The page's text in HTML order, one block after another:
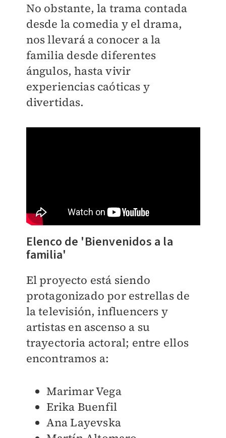
No obstante, la trama contada
desde la comedia y el drama,
nos llevará a conocer a la
familia desde diferentes
ángulos, hasta vivir
experiencias caóticas y
divertidas.
Elenco de 'Bienvenidos a la
familia'
El proyecto está siendo
protagonizado por estrellas de
la televisión, influencers y
artistas en ascenso a su
trayectoria actoral; entre ellos
encontramos a:
Marimar Vega
Erika Buenfil
Ana Layevska